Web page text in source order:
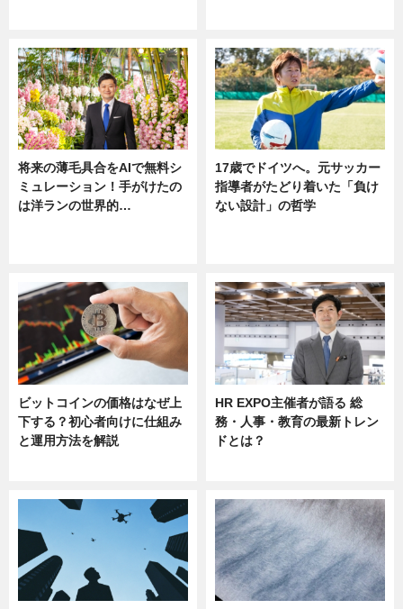
将来の薄毛具合をAIで無料シ
ミュレーション！手がけたの
は洋ランの世界的…
17歳でドイツへ。元サッカー
指導者がたどり着いた「負け
ない設計」の哲学
ビットコインの価格はなぜ上
下する？初心者向けに仕組み
と運用方法を解説
HR EXPO主催者が語る 総
務・人事・教育の最新トレン
ドとは？